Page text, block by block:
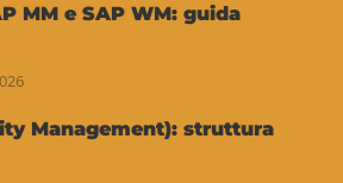
MM e SAP WM: guida
Management): struttura